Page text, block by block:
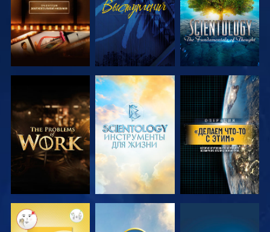
СМОТРЕТЬ
ПЕРЕДАЧИ
СМОТРЕТЬ
ПЕРЕДАЧИ
СМОТРЕТЬ